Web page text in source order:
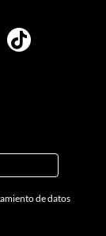
de datos